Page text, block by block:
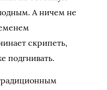
А ничем не
скрипеть,
подгнивать.